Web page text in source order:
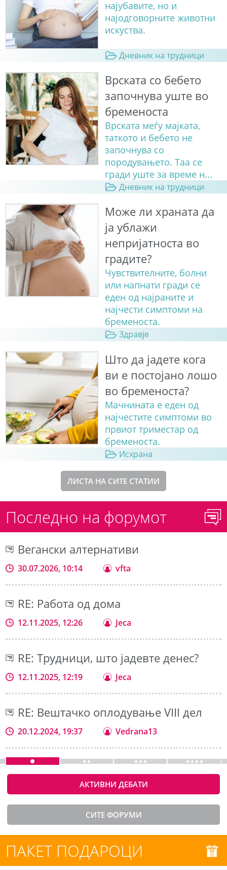
најубавите, но и
најодговорните животни
искуства.
Дневник на трудници
Врската со бебето
започнува уште во
бременоста
Врската меѓу мајката,
таткото и бебето не
започнува со
породувањето. Таа се
гради уште за време н...
Дневник на трудници
Може ли храната да
ја ублажи
непријатноста во
градите?
Чувствителните, болни
или напнати гради се
еден од најраните и
најчести симптоми на
бременоста.
Здравје
Што да јадете кога
ви е постојано лошо
во бременоста?
Мачнината е еден од
најчестите симптоми во
првиот триместар од
бременоста.
Исхрана
ЛИСТА НА СИТЕ СТАТИИ
Последно на форумот
Вегански алтернативи
30.07.2026, 10:14 vfta
RE: Работа од дома
12.11.2025, 12:26 Jeca
RE: Трудници, што јадевте денес?
12.11.2025, 12:19 Jeca
RE: Вештачко оплодување VIII дел
20.12.2024, 19:37 Vedrana13
АКТИВНИ ДЕБАТИ
СИТЕ ФОРУМИ
ПАКЕТ ПОДАРОЦИ